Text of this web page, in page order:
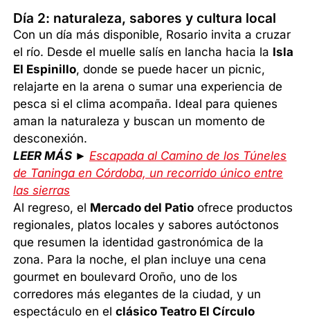
Día 2: naturaleza, sabores y cultura local
Con un día más disponible, Rosario invita a cruzar
el río. Desde el muelle salís en lancha hacia la Isla
El Espinillo, donde se puede hacer un picnic,
relajarte en la arena o sumar una experiencia de
pesca si el clima acompaña. Ideal para quienes
aman la naturaleza y buscan un momento de
desconexión.
LEER MÁS ► Escapada al Camino de los Túneles
de Taninga en Córdoba, un recorrido único entre
las sierras
Al regreso, el Mercado del Patio ofrece productos
regionales, platos locales y sabores autóctonos
que resumen la identidad gastronómica de la
zona. Para la noche, el plan incluye una cena
gourmet en boulevard Oroño, uno de los
corredores más elegantes de la ciudad, y un
espectáculo en elclásico Teatro El Círculo